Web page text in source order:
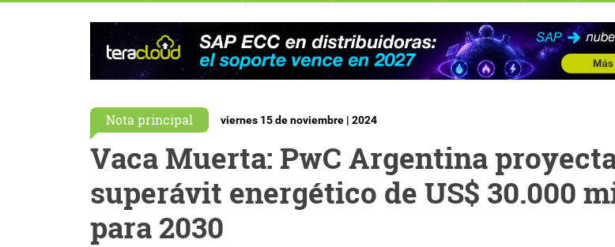
Nota principal viernes 15 de noviembre | 2024
Vaca Muerta: PwC Argentina
superávit energético de US$ 30.000
para 2030